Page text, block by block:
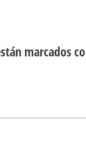
marcados